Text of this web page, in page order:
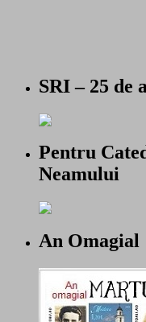
SRI – 25 de
Pentru
Neamului
An Omagial